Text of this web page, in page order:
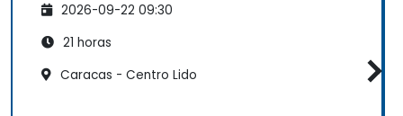
2026-09-22 09:30
21 horas
Caracas - Centro Lido